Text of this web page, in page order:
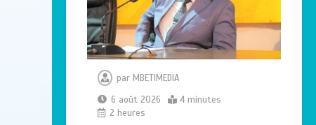
Haut-Mbomou : le
commandant de
brigade de Bambouti
de huit mois de
captivité
par MBETIMEDIA
6 août 2026
4 minutes
2 heures